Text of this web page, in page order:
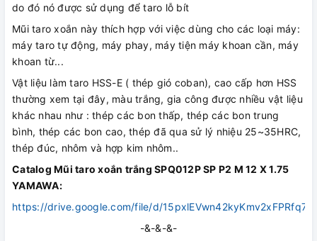
do đó nó được sử dụng để taro lỗ bít
Mũi taro xoắn này thích hợp với việc dùng cho các loại máy:
máy taro tự động, máy phay, máy tiện máy khoan cần, máy
khoan từ...
Vật liệu làm taro HSS-E ( thép gió coban), cao cấp hơn HSS
thường xem tại đây, màu trắng, gia công được nhiều vật liệu
khác nhau như : thép các bon thấp, thép các bon trung
bình, thép các bon cao, thép đã qua sử lý nhiệu 25~35HRC,
thép đúc, nhôm và hợp kim nhôm..
Catalog Mũi taro xoắn trắng SPQ012P SP P2 M 12 X 1.75
YAMAWA:
https://drive.google.com/file/d/
-&-&-&-